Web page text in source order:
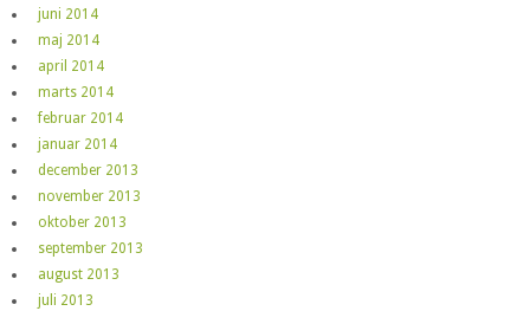
juni 2014
maj 2014
april 2014
marts 2014
februar 2014
januar 2014
december 2013
november 2013
oktober 2013
september 2013
august 2013
juli 2013